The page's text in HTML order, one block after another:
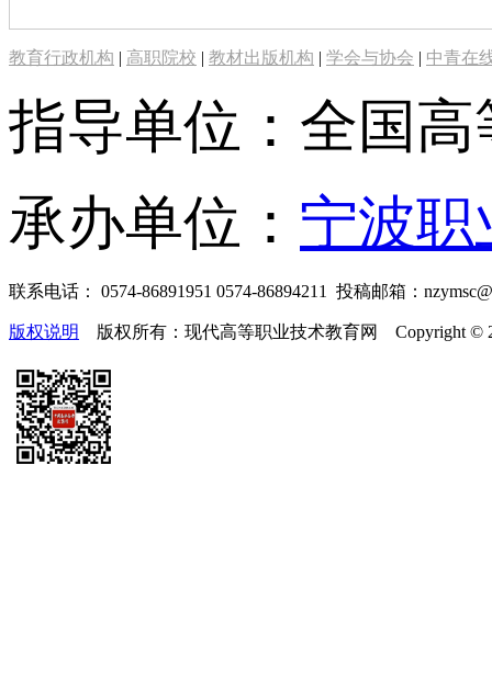
教育行政机构 | 高职院校 | 教材出版机构 | 学会与协会 | 中青在
指导单位：全国
承办单位： 宁波
联系电话： 0574-86891951 0574-86894211 投稿邮箱：
版权说明 版权所有：现代高等职业技术教育网 Copyright ©